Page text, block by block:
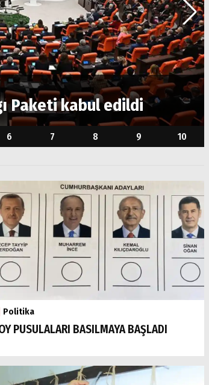
Paketi kabul edildi
6 7 8 9 10
Politika
PUSULALARI BASILMAYA BAŞLADI